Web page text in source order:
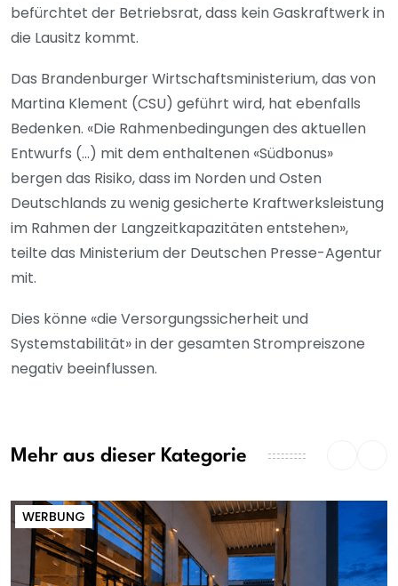
befürchtet der Betriebsrat, dass kein Gaskraftwerk in
die Lausitz kommt.
Das Brandenburger Wirtschaftsministerium, das von
Martina Klement (CSU) geführt wird, hat ebenfalls
Bedenken. «Die Rahmenbedingungen des aktuellen
Entwurfs (...) mit dem enthaltenen «Südbonus»
bergen das Risiko, dass im Norden und Osten
Deutschlands zu wenig gesicherte Kraftwerksleistung
im Rahmen der Langzeitkapazitäten entstehen»,
teilte das Ministerium der Deutschen Presse-Agentur
mit.
Dies könne «die Versorgungssicherheit und
Systemstabilität» in der gesamten Strompreiszone
negativ beeinflussen.
Mehr aus dieser Kategorie
WERBUNG